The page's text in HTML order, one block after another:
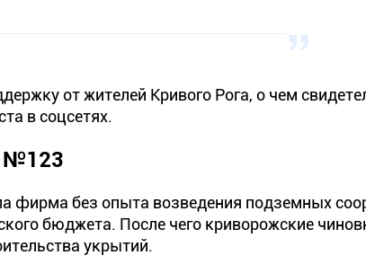
от жителей Кривого Рога, о чем
в соцсетях.
№123
фирма без опыта возведения подземных
бюджета. После чего криворожские
укрытий.